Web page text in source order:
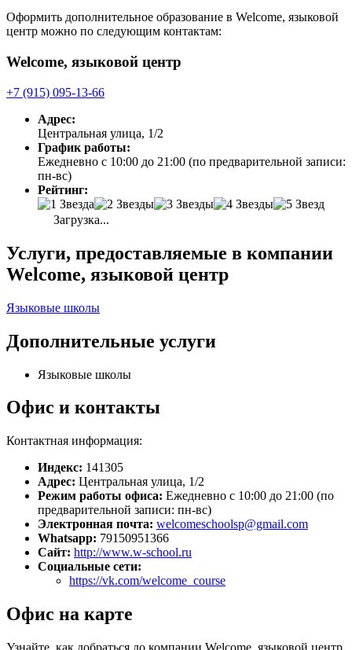
Оформить дополнительное образование в Welcome, языковой
центр можно по следующим контактам:
Welcome, языковой центр
+7 (915) 095-13-66
Адрес:
Центральная улица, 1/2
График работы:
Ежедневно с 10:00 до 21:00 (по предварительной записи:
пн-вс)
Рейтинг:
Загрузка...
Услуги, предоставляемые в компании
Welcome, языковой центр
Языковые школы
Дополнительные услуги
Языковые школы
Офис и контакты
Контактная информация:
Индекс: 141305
Адрес: Центральная улица, 1/2
Режим работы офиса: Ежедневно с 10:00 до 21:00 (по
предварительной записи: пн-вс)
Электронная почта: welcomeschoolsp@gmail.com
Whatsapp: 79150951366
Сайт: http://www.w-school.ru
Социальные сети:
https://vk.com/welcome_course
Офис на карте